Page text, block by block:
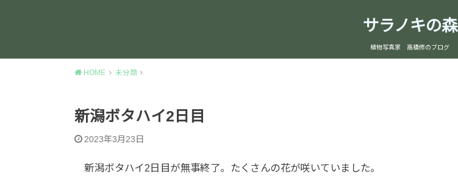
サラノキの森
植物写真家 高橋修のブログ
HOME 未分類
新潟ボタハイ2日目
2023年3月23日
新潟ボタハイ2日目が無事終了。たくさんの花が咲いていました。